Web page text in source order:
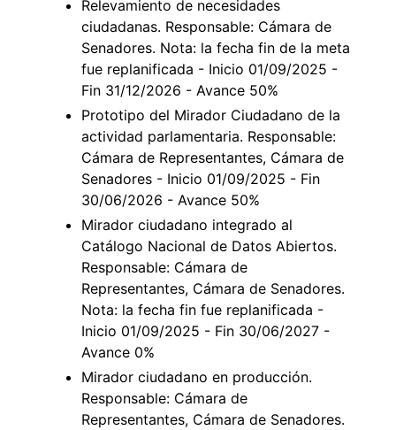
Relevamiento de necesidades
ciudadanas. Responsable: Cámara de
Senadores. Nota: la fecha fin de la meta
fue replanificada - Inicio 01/09/2025 -
Fin 31/12/2026 - Avance 50%
Prototipo del Mirador Ciudadano de la
actividad parlamentaria. Responsable:
Cámara de Representantes, Cámara de
Senadores - Inicio 01/09/2025 - Fin
30/06/2026 - Avance 50%
Mirador ciudadano integrado al
Catálogo Nacional de Datos Abiertos.
Responsable: Cámara de
Representantes, Cámara de Senadores.
Nota: la fecha fin fue replanificada -
Inicio 01/09/2025 - Fin 30/06/2027 -
Avance 0%
Mirador ciudadano en producción.
Responsable: Cámara de
Representantes, Cámara de Senadores.